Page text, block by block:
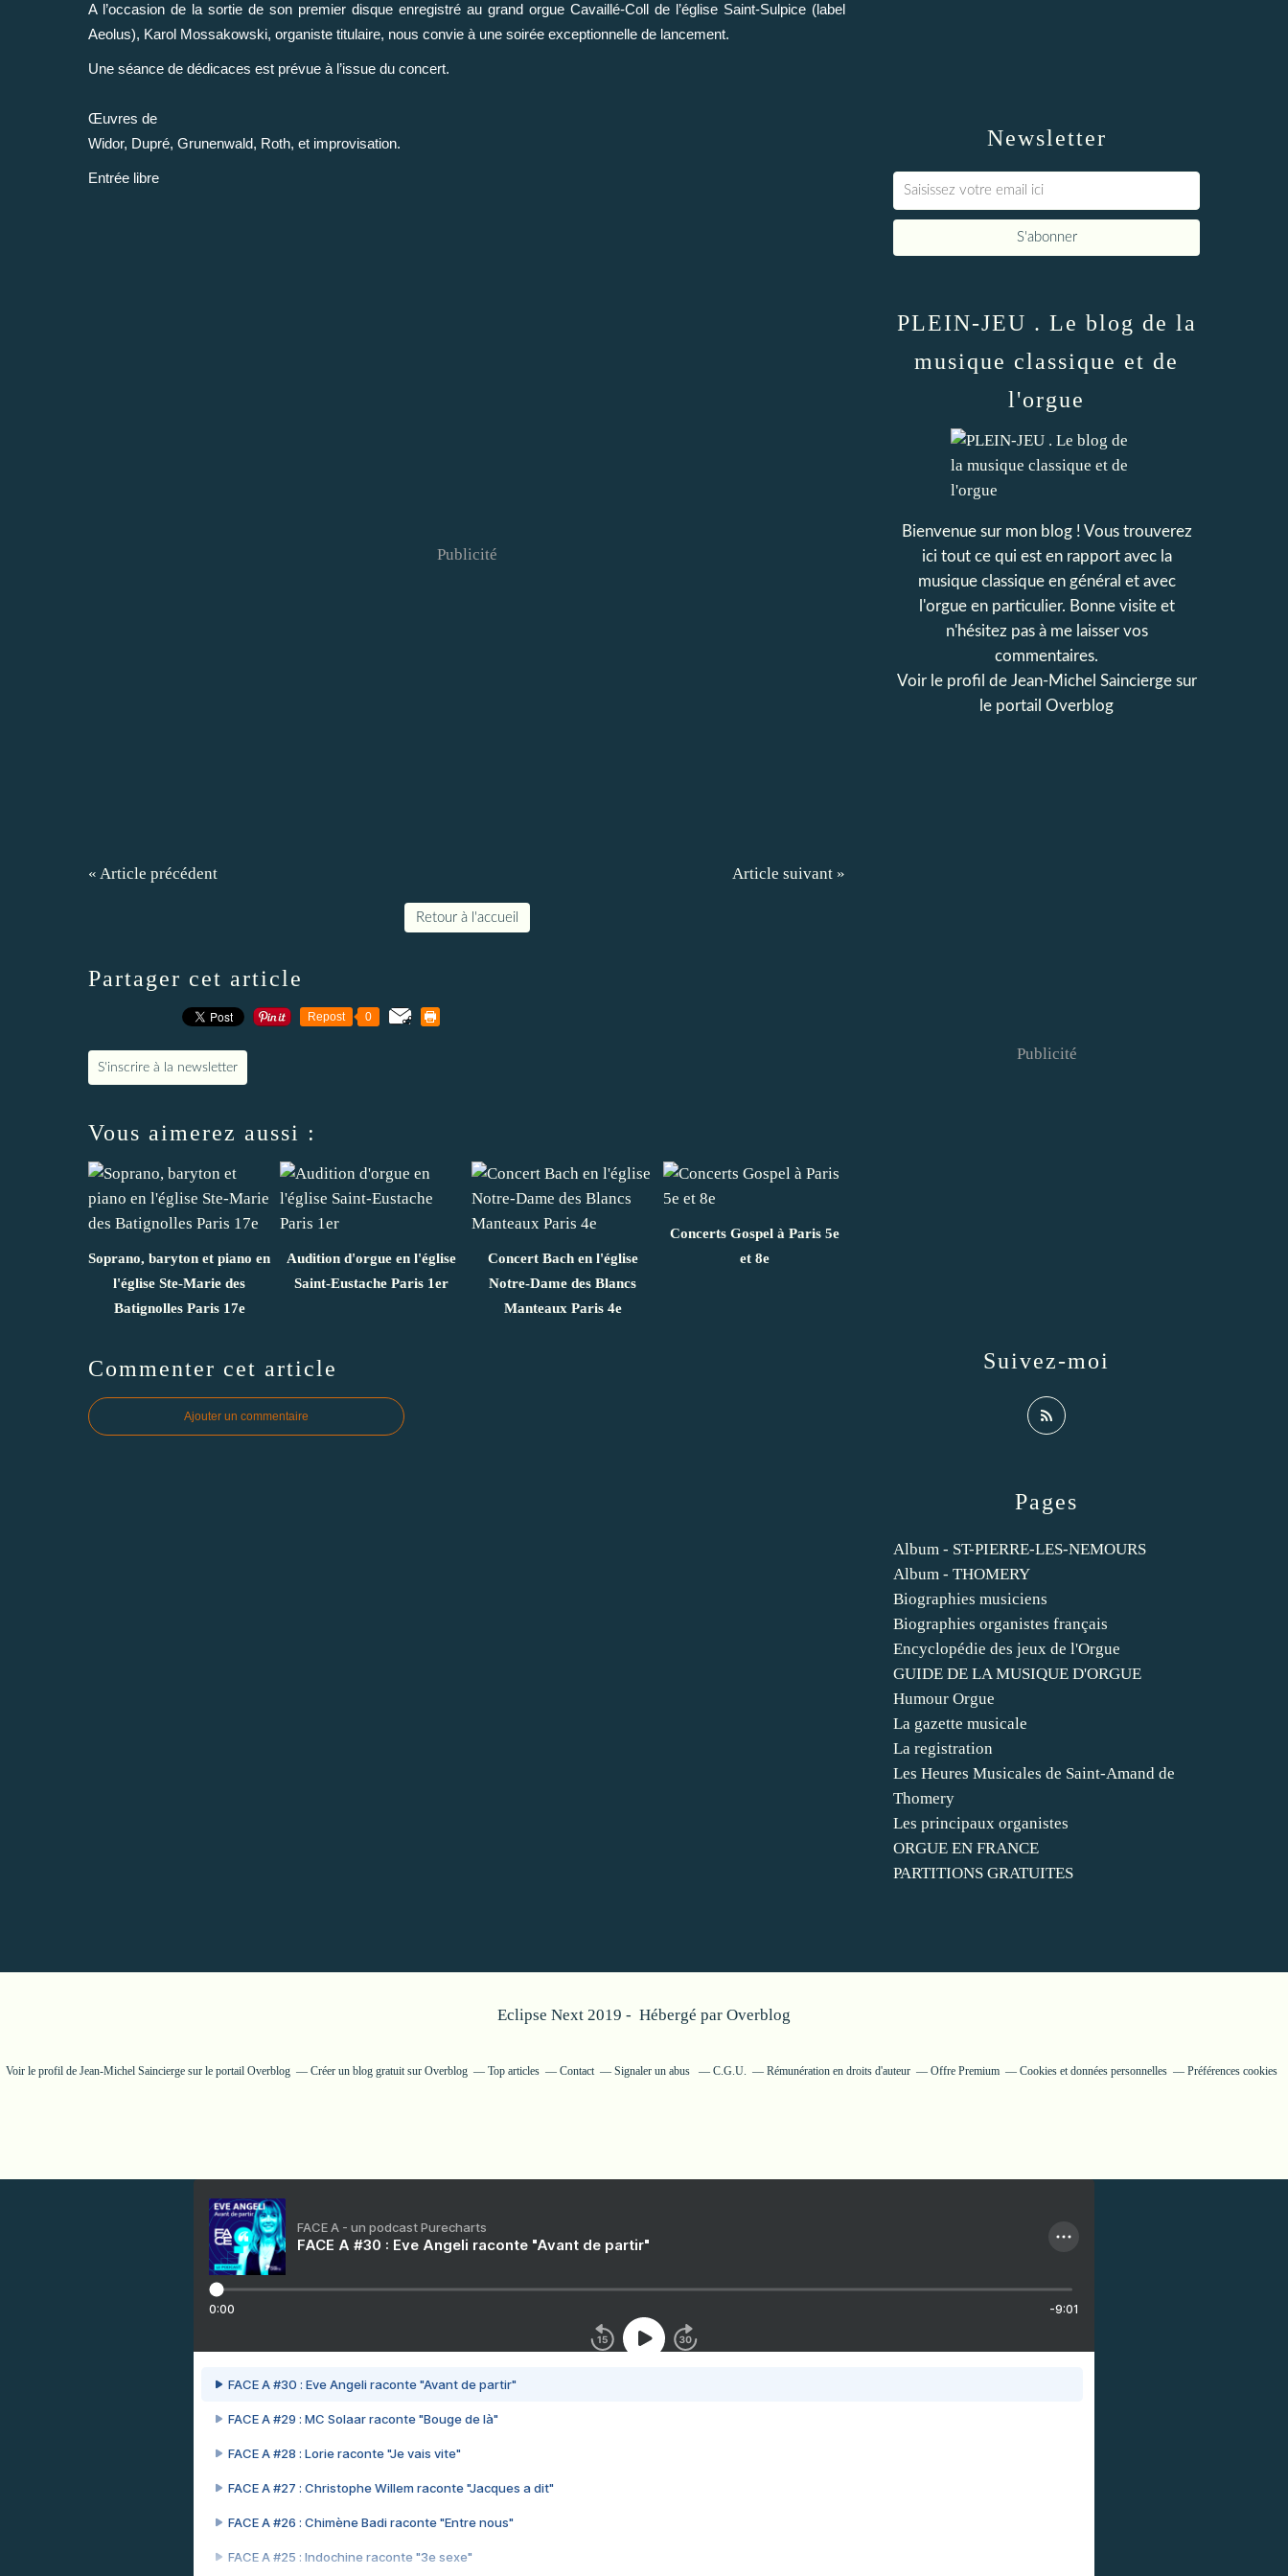
A l’occasion de la sortie de son premier disque enregistré au grand orgue Cavaillé-Coll de l’église Saint-Sulpice (label
Aeolus), Karol Mossakowski, organiste titulaire, nous convie à une soirée exceptionnelle de lancement.
Une séance de dédicaces est prévue à l’issue du concert.
Œuvres de
Widor, Dupré, Grunenwald, Roth, et improvisation.
Entrée libre
Publicité
« Article précédent Article suivant »
Retour à l'accueil
Partager cet article
Repost 0
S'inscrire à la newsletter
Vous aimerez aussi :
Soprano, baryton et piano en
l'église Ste-Marie des
Batignolles Paris 17e
Audition d'orgue en l'église
Saint-Eustache Paris 1er
Concert Bach en l'église
Notre-Dame des Blancs
Manteaux Paris 4e
Concerts Gospel à Paris 5e
et 8e
Commenter cet article
Ajouter un commentaire
Newsletter
Pages
Album - ST-PIERRE-LES-NEMOURS
Album - THOMERY
Biographies musiciens
Biographies organistes français
Encyclopédie des jeux de l'Orgue
GUIDE DE LA MUSIQUE D'ORGUE
Humour Orgue
La gazette musicale
La registration
Les Heures Musicales de Saint-Amand de
Thomery
Les principaux organistes
ORGUE EN FRANCE
PARTITIONS GRATUITES
PLEIN-JEU . Le blog de la
musique classique et de
l'orgue
Bienvenue sur mon blog ! Vous trouverez
ici tout ce qui est en rapport avec la
musique classique en général et avec
l'orgue en particulier. Bonne visite et
n'hésitez pas à me laisser vos
commentaires.
Voir le profil de Jean-Michel Sainciergesur
le portail Overblog
Suivez-moi
Publicité
Eclipse Next 2019 - Hébergé par Overblog
Voir le profil de Jean-Michel Sainciergesur le portail Overblog Créer un blog gratuit sur Overblog Top articles Contact Signaler un abus C.G.U. Rémunération en droits d'auteur Offre Premium Cookies et données personnelles Préférences cookies
FACE A - un podcast Purecharts
FACE A #30 : Eve Angeli raconte "Avant de partir"
0:00 -9:01
FACE A #30 : Eve Angeli raconte "Avant de partir"
FACE A #29 : MC Solaar raconte "Bouge de là"
FACE A #28 : Lorie raconte "Je vais vite"
FACE A #27 : Christophe Willem raconte "Jacques a dit"
FACE A #26 : Chimène Badi raconte "Entre nous"
FACE A #25 : Indochine raconte "3e sexe"